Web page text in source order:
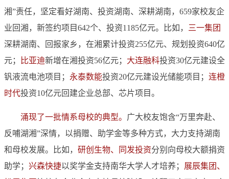
湘”责任，坚定看好湖南、投资湖南、深耕湖南，659家校友企
业回湘，新签约项目642个、投资1185亿元。比如，
三一集团
深耕湖南、回报家乡，在湘累计投资255亿元、规划投资640亿
元；
比亚迪新增在湘投资56亿元； 大连融科投资30亿元建设全
钒液流电池项目； 永泰数能投资20亿元建设光储能项目； 连橙
时代投资10亿元回建企业总部、芯片项目。
涌现了一批情系母校的典型。 广大校友饱含“万里奔赴、
反哺湖湘”深情，以捐赠、助学金等多种方式，大力支持湖南
和母校发展。比如， 研创生物、同发投资分别向母校大额捐资
助学； 兴森快捷以奖学金支持南华大学人才培养； 展辰集团、